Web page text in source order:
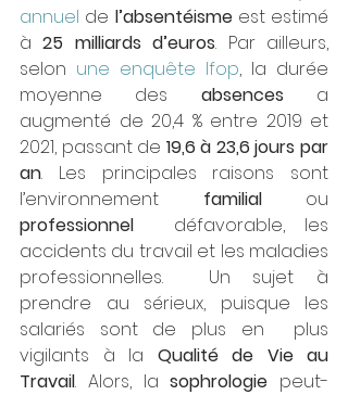
annuel de l’absentéisme est estimé
à 25 milliards d’euros. Par ailleurs,
selon une enquête Ifop, la durée
moyenne des absences a
augmenté de 20,4 % entre 2019 et
2021, passant de 19,6 à 23,6 jours par
an. Les principales raisons sont
l’environnement familial
professionnel
  défavorable, les
accidents du travail et les maladies
professionnelles.  Un sujet à
prendre au sérieux, puisque les
salariés sont de plus en  plus
vigilants à la Qualité de Vie au
Travail. Alors, la sophrologie peut-